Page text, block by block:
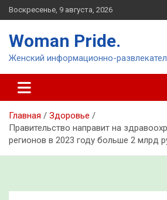
Перейти
к
Воскресенье, 9 августа, 2026
Woman Pride.
Женский информационно-
Главная
Здоровье
Правительство направит на
регионов в 2023 году больше 2 млрд